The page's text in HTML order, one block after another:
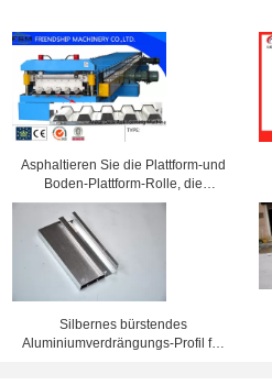
Asphaltieren Sie die Plattform-und
Boden-Plattform-Rolle, die
Maschine mit Rolle des Stahl-45#
Silbernes bürstendes
Aluminiumverdrängungs-Profil für